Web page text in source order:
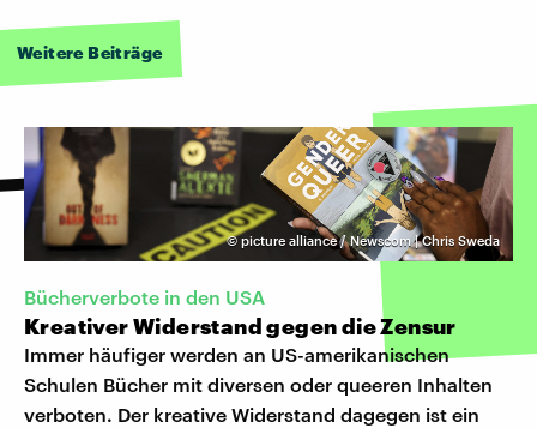
Weitere Beiträge
©picture alliance / Newscom | Chris Sweda
Bücherverbote in den USA
Kreativer Widerstand gegen die Zensur
Immer häufiger werden an US-amerikanischen
Schulen Bücher mit diversen oder queeren Inhalten
verboten. Der kreative Widerstand dagegen ist ein